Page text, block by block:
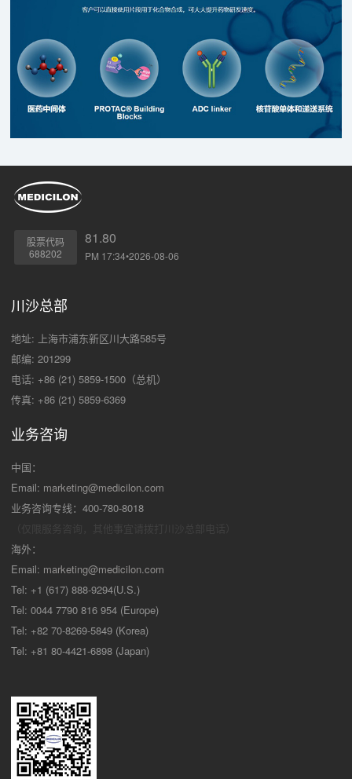
股票代码
688202
81.80
PM 17:34•2026-08-06
川沙总部
地址: 上海市浦东新区川大路585号
邮编: 201299
电话: +86 (21) 5859-1500（总机）
传真: +86 (21) 5859-6369
业务咨询
中国：
Email: marketing@medicilon.com
业务咨询专线：400-780-8018
海外：
Email: marketing@medicilon.com
Tel: +1 (617) 888-9294(U.S.)
Tel: 0044 7790 816 954 (Europe)
Tel: +82 70-8269-5849 (Korea)
Tel: +81 80-4421-6898 (Japan)